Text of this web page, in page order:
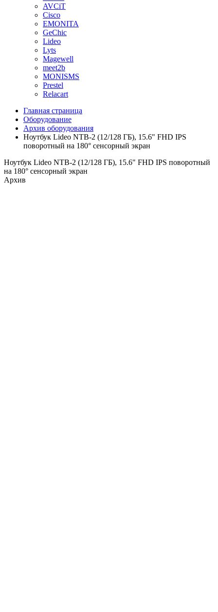
AVCiT
Cisco
EMONITA
GeChic
Lideo
Lyts
Magewell
meet2b
MONISMS
Prestel
Relacart
Главная страница
Оборудование
Архив оборудования
Ноутбук Lideo NTB-2 (12/128 ГБ), 15.6" FHD IPS
поворотный на 180° сенсорный экран
Ноутбук Lideo NTB-2 (12/128 ГБ), 15.6" FHD IPS поворотный
на 180° сенсорный экран
Архив